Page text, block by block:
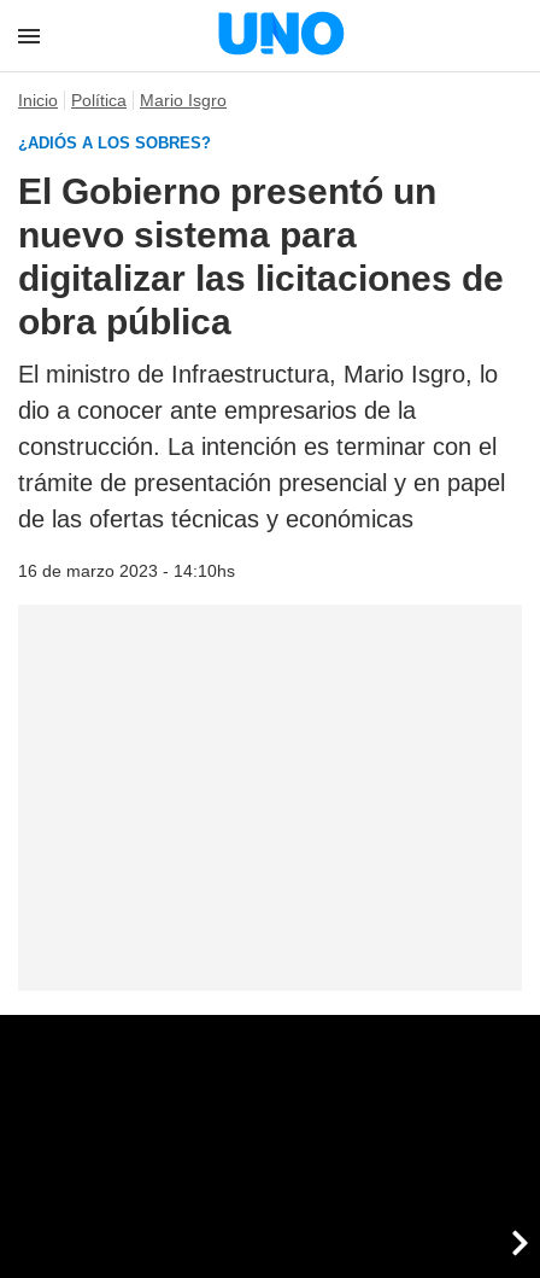
Inicio Política Mario Isgro
¿ADIÓS A LOS SOBRES?
El Gobierno presentó un
nuevo sistema para
digitalizar las licitaciones de
obra pública
El ministro de Infraestructura, Mario Isgro, lo
dio a conocer ante empresarios de la
construcción. La intención es terminar con el
trámite de presentación presencial y en papel
de las ofertas técnicas y económicas
16 de marzo 2023 - 14:10hs